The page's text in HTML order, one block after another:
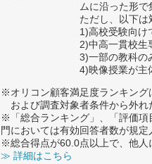
ムに沿った形
ただし、以下は
1)高校受験向け
2)中高一貫校生
3)一部の教科の
4)映像授業が主
※オリコン顧客満足度ランキング
および調査対象者条件から外れ
※「総合ランキング」、「評価項
門においては有効回答者数が規
※総合得点が60.0点以上で、他人
≫ 詳細はこちら